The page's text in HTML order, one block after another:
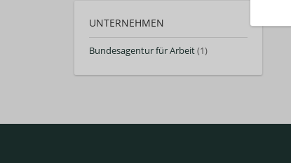
UNTERNEHMEN
Bundesagentur für Arbeit(1)